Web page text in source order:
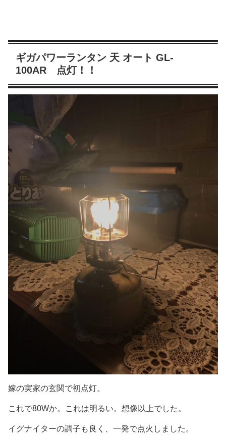
ギガパワーランタン 天 オート GL-
100AR 点灯！！
嫁の実家の玄関で初点灯。
これで80Wか。これは明るい。想像以上でした。
イグナイターの調子も良く、一発で点火しました。